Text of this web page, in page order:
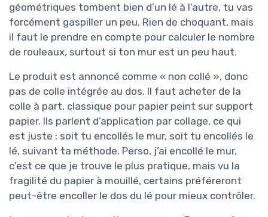
géométriques tombent bien d’un lé à l’autre, tu vas
forcément gaspiller un peu. Rien de choquant, mais
il faut le prendre en compte pour calculer le nombre
de rouleaux, surtout si ton mur est un peu haut.
Le produit est annoncé comme « non collé », donc
pas de colle intégrée au dos. Il faut acheter de la
colle à part, classique pour papier peint sur support
papier. Ils parlent d’application par collage, ce qui
est juste : soit tu encollés le mur, soit tu encollés le
lé, suivant ta méthode. Perso, j’ai encollé le mur,
c’est ce que je trouve le plus pratique, mais vu la
fragilité du papier à mouillé, certains préféreront
peut-être encoller le dos du lé pour mieux contrôler.